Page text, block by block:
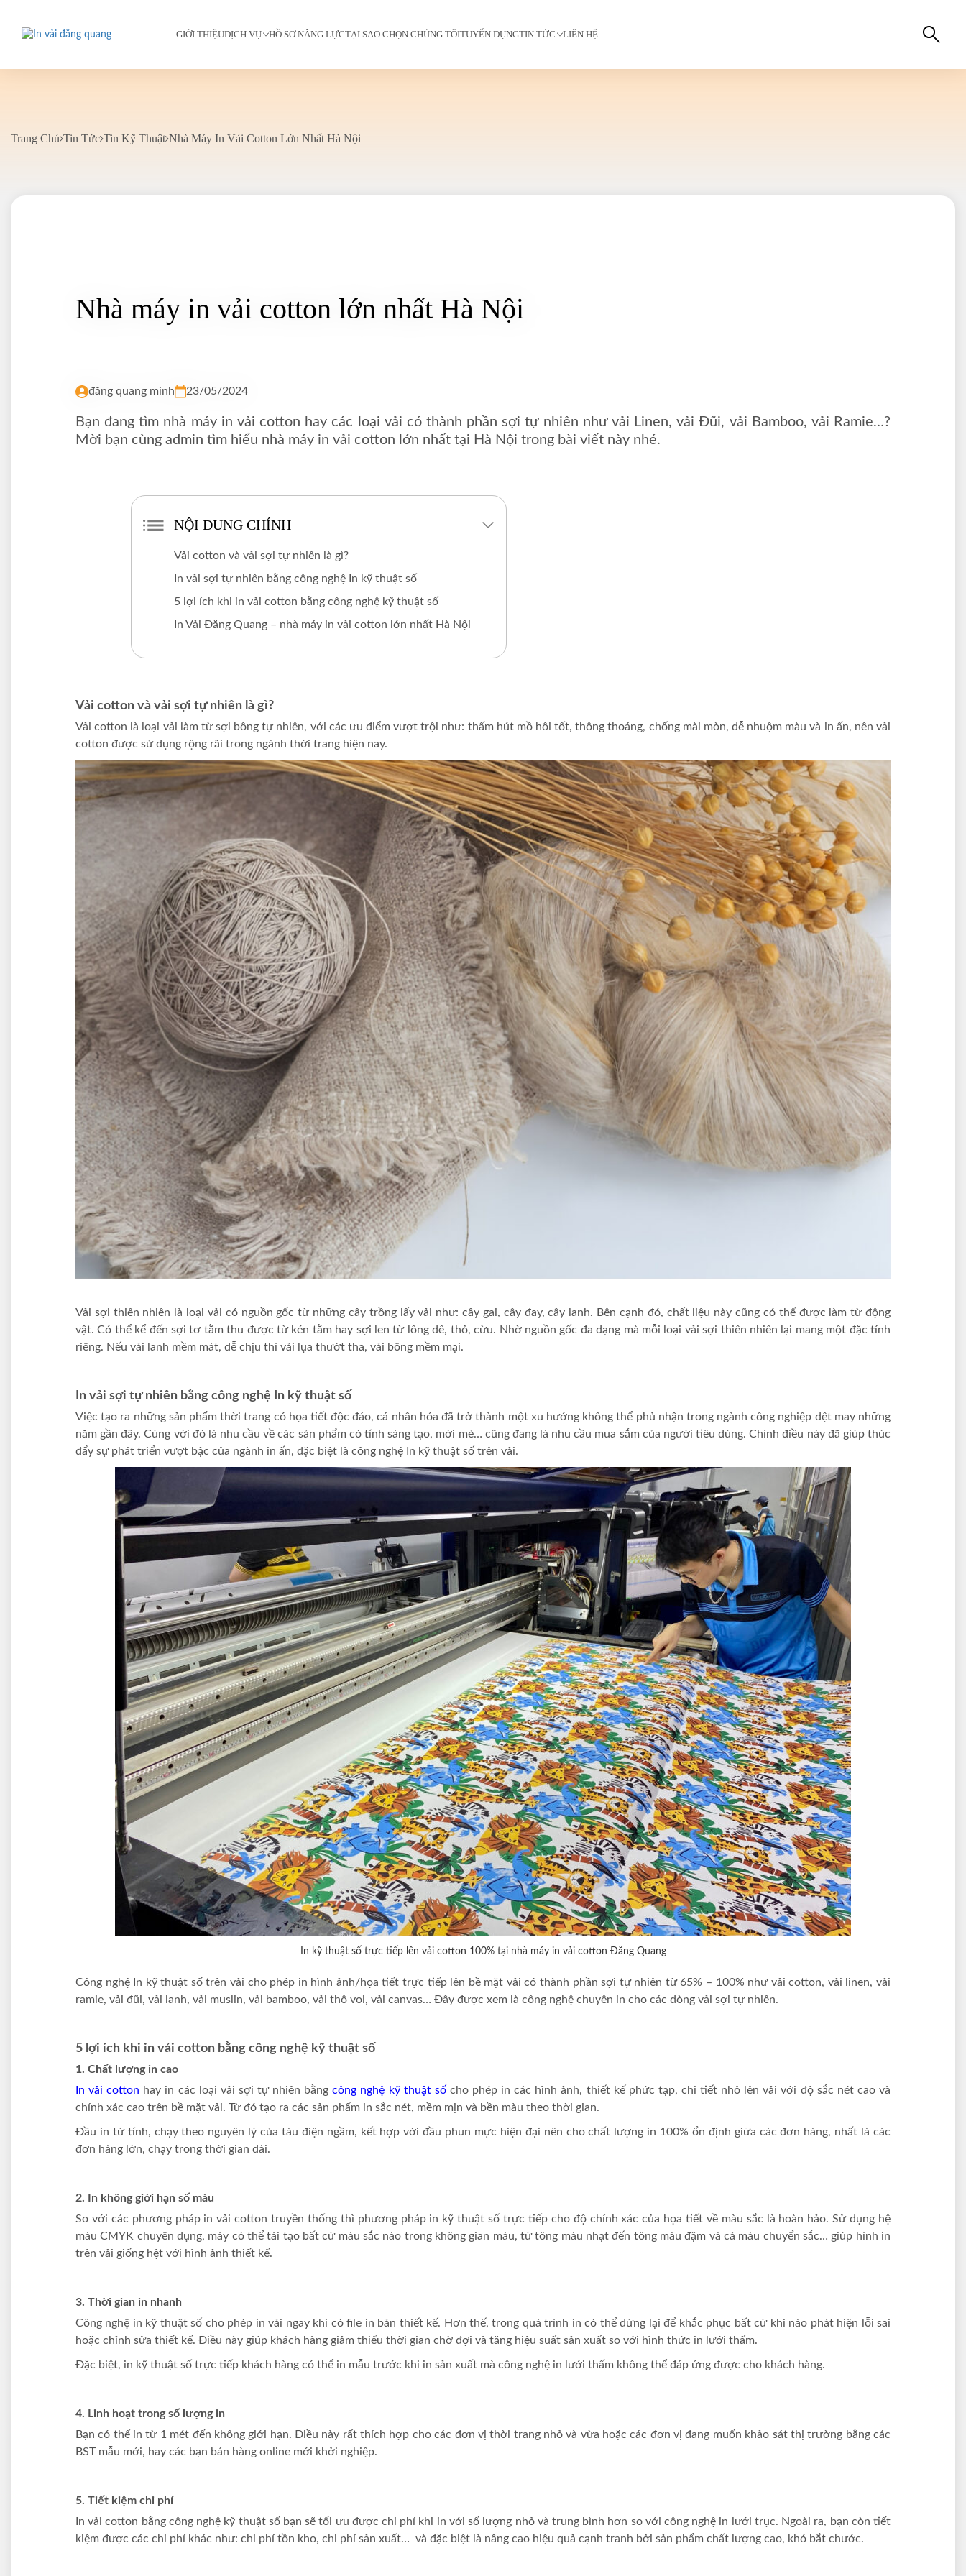
GIỚI THIỆUDỊCH VỤ HỒ SƠ NĂNG LỰCTẠI SAO CHỌN CHÚNG TÔITUYỂN DỤNGTIN TỨC LIÊN HỆ
Trang Chủ Tin Tức Tin Kỹ Thuật Nhà Máy In Vải Cotton Lớn Nhất Hà Nội
Nhà máy in vải cotton lớn nhất Hà Nội
đăng quang minh 23/05/2024
Bạn đang tìm nhà máy in vải cotton hay các loại vải có thành phần sợi tự nhiên như vải Linen, vải Đũi, vải Bamboo, vải Ramie…?
Mời bạn cùng admin tìm hiểu nhà máy in vải cotton lớn nhất tại Hà Nội trong bài viết này nhé.
NỘI DUNG CHÍNH
Vải cotton và vải sợi tự nhiên là gì?
In vải sợi tự nhiên bằng công nghệ In kỹ thuật số
5 lợi ích khi in vải cotton bằng công nghệ kỹ thuật số
In Vải Đăng Quang – nhà máy in vải cotton lớn nhất Hà Nội
Vải cotton và vải sợi tự nhiên là gì?
Vải cotton là loại vải làm từ sợi bông tự nhiên, với các ưu điểm vượt trội như: thấm hút mồ hôi tốt, thông thoáng, chống mài mòn, dễ nhuộm màu và in ấn, nên vải
cotton được sử dụng rộng rãi trong ngành thời trang hiện nay.
Vải sợi thiên nhiên là loại vải có nguồn gốc từ những cây trồng lấy vải như: cây gai, cây đay, cây lanh. Bên cạnh đó, chất liệu này cũng có thể được làm từ động
vật. Có thể kể đến sợi tơ tằm thu được từ kén tằm hay sợi len từ lông dê, thỏ, cừu. Nhờ nguồn gốc đa dạng mà mỗi loại vải sợi thiên nhiên lại mang một đặc tính
riêng. Nếu vải lanh mềm mát, dễ chịu thì vải lụa thướt tha, vải bông mềm mại.
In vải sợi tự nhiên bằng công nghệ In kỹ thuật số
Việc tạo ra những sản phẩm thời trang có họa tiết độc đáo, cá nhân hóa đã trở thành một xu hướng không thể phủ nhận trong ngành công nghiệp dệt may những
năm gần đây. Cùng với đó là nhu cầu về các sản phẩm có tính sáng tạo, mới mẻ… cũng đang là nhu cầu mua sắm của người tiêu dùng. Chính điều này đã giúp thúc
đẩy sự phát triển vượt bậc của ngành in ấn, đặc biệt là công nghệ In kỹ thuật số trên vải.
In kỹ thuật số trực tiếp lên vải cotton 100% tại nhà máy in vải cotton Đăng Quang
Công nghệ In kỹ thuật số trên vải cho phép in hình ảnh/họa tiết trực tiếp lên bề mặt vải có thành phần sợi tự nhiên từ 65% – 100% như vải cotton, vải linen, vải
ramie, vải đũi, vải lanh, vải muslin, vải bamboo, vải thô voi, vải canvas… Đây được xem là công nghệ chuyên in cho các dòng vải sợi tự nhiên.
5 lợi ích khi in vải cotton bằng công nghệ kỹ thuật số
1. Chất lượng in cao
In vải cotton hay in các loại vải sợi tự nhiên bằngcông nghệ kỹ thuật sốcho phép in các hình ảnh, thiết kế phức tạp, chi tiết nhỏ lên vải với độ sắc nét cao và
chính xác cao trên bề mặt vải. Từ đó tạo ra các sản phẩm in sắc nét, mềm mịn và bền màu theo thời gian.
Đầu in từ tính, chạy theo nguyên lý của tàu điện ngầm, kết hợp với đầu phun mực hiện đại nên cho chất lượng in 100% ổn định giữa các đơn hàng, nhất là các
đơn hàng lớn, chạy trong thời gian dài.
2. In không giới hạn số màu
So với các phương pháp in vải cotton truyền thống thì phương pháp in kỹ thuật số trực tiếp cho độ chính xác của họa tiết về màu sắc là hoàn hảo. Sử dụng hệ
màu CMYK chuyên dụng, máy có thể tái tạo bất cứ màu sắc nào trong không gian màu, từ tông màu nhạt đến tông màu đậm và cả màu chuyển sắc… giúp hình in
trên vải giống hệt với hình ảnh thiết kế.
3. Thời gian in nhanh
Công nghệ in kỹ thuật số cho phép in vải ngay khi có file in bản thiết kế. Hơn thế, trong quá trình in có thể dừng lại để khắc phục bất cứ khi nào phát hiện lỗi sai
hoặc chỉnh sửa thiết kế. Điều này giúp khách hàng giảm thiểu thời gian chờ đợi và tăng hiệu suất sản xuất so với hình thức in lưới thấm.
Đặc biệt, in kỹ thuật số trực tiếp khách hàng có thể in mẫu trước khi in sản xuất mà công nghệ in lưới thấm không thể đáp ứng được cho khách hàng.
4. Linh hoạt trong số lượng in
Bạn có thể in từ 1 mét đến không giới hạn. Điều này rất thích hợp cho các đơn vị thời trang nhỏ và vừa hoặc các đơn vị đang muốn khảo sát thị trường bằng các
BST mẫu mới, hay các bạn bán hàng online mới khởi nghiệp.
5. Tiết kiệm chi phí
In vải cotton bằng công nghệ kỹ thuật số bạn sẽ tối ưu được chi phí khi in với số lượng nhỏ và trung bình hơn so với công nghệ in lưới trục. Ngoài ra, bạn còn tiết
kiệm được các chi phí khác như: chi phí tồn kho, chi phí sản xuất… và đặc biệt là nâng cao hiệu quả cạnh tranh bởi sản phẩm chất lượng cao, khó bắt chước.